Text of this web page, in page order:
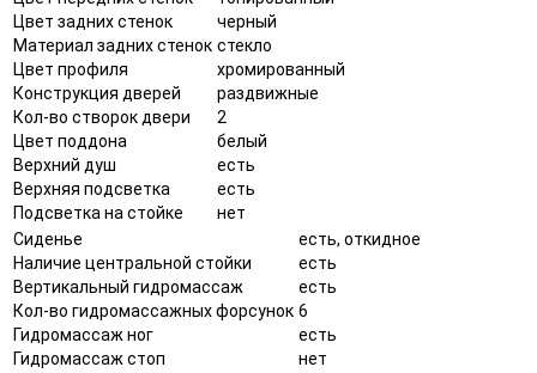
Цвет задних стенок
черный
Материал задних стенок стекло
Цвет профиля
хромированный
Конструкция дверей
раздвижные
Кол-во створок двери
2
Цвет поддона
белый
Верхний душ
есть
Верхняя подсветка
есть
Подсветка на стойке
нет
Сиденье
есть, откидное
Наличие центральной стойки
есть
Вертикальный гидромассаж
есть
Кол-во гидромассажных форсунок 6
Гидромассаж ног
есть
Гидромассаж стоп
нет